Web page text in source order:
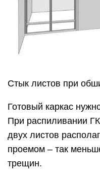
Стык листов при
Готовый каркас
При распиливании
двух листов
проемом – так
трещин.